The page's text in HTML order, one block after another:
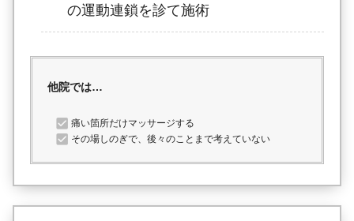
の運動連鎖を診て施術
他院では…
痛い箇所だけマッサージする
その場しのぎで、後々のことまで考えていない